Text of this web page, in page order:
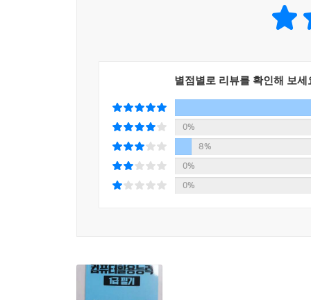
시나공 컴퓨터활용능력 1급 필기 교재는 컴퓨
수험생의 상황에 따라 학습에 어려움을 느낄 수
QR코드를 스캔하면 명쾌하고 시원시원한 저자
A. MS Office LTSC는 기업용 라이선스로, 개인
아닌, LTSC 버전으로 제작되었습니다. 따라서
별점별로 리뷰를 확인해 보세
0%
8%
0%
0%